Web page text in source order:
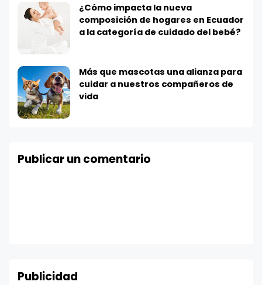
¿Cómo impacta la nueva
composición de hogares en Ecuador
a la categoría de cuidado del bebé?
Más que mascotas una alianza para
cuidar a nuestros compañeros de
vida
Publicar un comentario
Publicidad